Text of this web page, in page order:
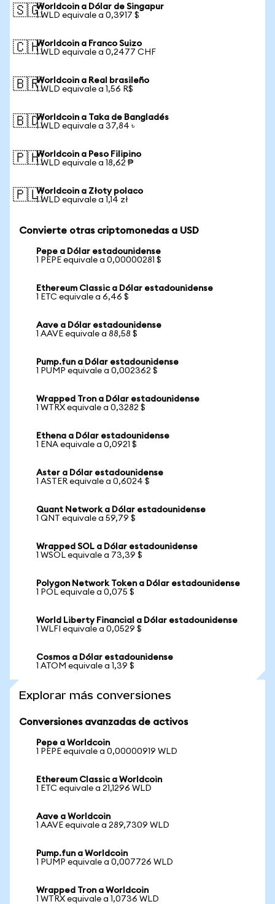
🇸🇬Worldcoin a Dólar de Singapur
1 WLD equivale a 0,3917 $
🇨🇭Worldcoin a Franco Suizo
1 WLD equivale a 0,2477 CHF
🇧🇷Worldcoin a Real brasileño
1 WLD equivale a 1,56 R$
🇧🇩Worldcoin a Taka de Bangladés
1 WLD equivale a 37,84 ৳
🇵🇭Worldcoin a Peso Filipino
1 WLD equivale a 18,62 ₱
🇵🇱Worldcoin a Złoty polaco
1 WLD equivale a 1,14 zł
Convierte otras criptomonedas a USD
Pepe a Dólar estadounidense
1 PEPE equivale a 0,00000281 $
Ethereum Classic a Dólar estadounidense
1 ETC equivale a 6,46 $
Aave a Dólar estadounidense
1 AAVE equivale a 88,58 $
Pump.fun a Dólar estadounidense
1 PUMP equivale a 0,002362 $
Wrapped Tron a Dólar estadounidense
1 WTRX equivale a 0,3282 $
Ethena a Dólar estadounidense
1 ENA equivale a 0,0921 $
Aster a Dólar estadounidense
1 ASTER equivale a 0,6024 $
Quant Network a Dólar estadounidense
1 QNT equivale a 59,79 $
Wrapped SOL a Dólar estadounidense
1 WSOL equivale a 73,39 $
Polygon Network Token a Dólar estadounidense
1 POL equivale a 0,075 $
World Liberty Financial a Dólar estadounidense
1 WLFI equivale a 0,0529 $
Cosmos a Dólar estadounidense
1 ATOM equivale a 1,39 $
Explorar más conversiones
Conversiones avanzadas de activos
Pepe a Worldcoin
1 PEPE equivale a 0,00000919 WLD
Ethereum Classic a Worldcoin
1 ETC equivale a 21,1296 WLD
Aave a Worldcoin
1 AAVE equivale a 289,7309 WLD
Pump.fun a Worldcoin
1 PUMP equivale a 0,007726 WLD
Wrapped Tron a Worldcoin
1 WTRX equivale a 1,0736 WLD